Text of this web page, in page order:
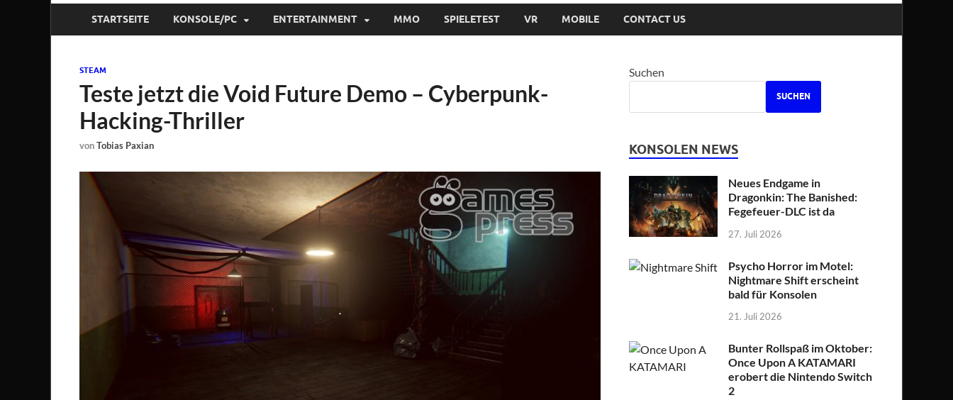
STARTSEITE KONSOLE/PC ENTERTAINMENT MMO SPIELETEST VR MOBILE CONTACT US
STEAM
Teste jetzt die Void Future Demo – Cyberpunk-
Hacking-Thriller
vonTobias Paxian
Suchen
SUCHEN
KONSOLEN NEWS
Neues Endgame in
Dragonkin: The Banished:
Fegefeuer-DLC ist da
27. Juli 2026
Psycho Horror im Motel:
Nightmare Shift erscheint
bald für Konsolen
21. Juli 2026
Bunter Rollspaß im Oktober:
Once Upon A KATAMARI
erobert die Nintendo Switch
2